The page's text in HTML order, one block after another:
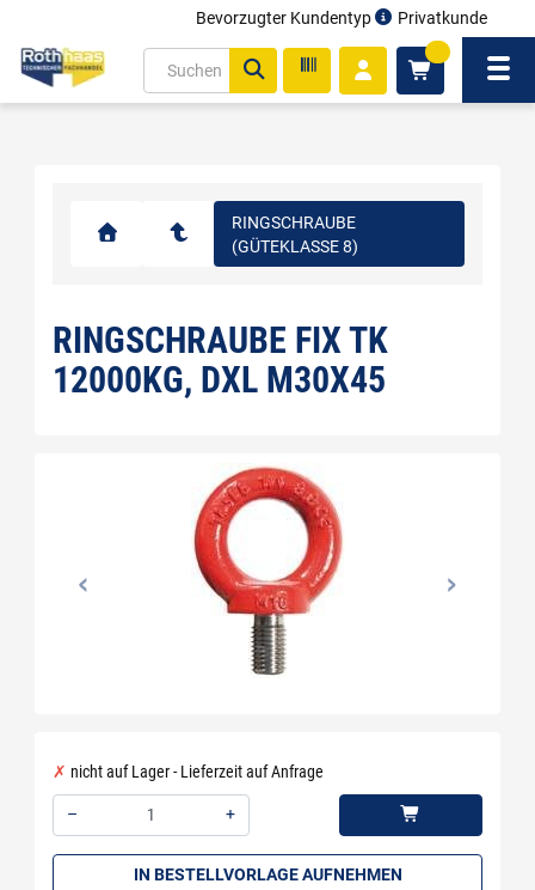
Bevorzugter Kundentyp Privatkunde
RINGSCHRAUBE
(GÜTEKLASSE 8)
RINGSCHRAUBE FIX TK
12000KG, DXL M30X45
nicht auf Lager - Lieferzeit auf Anfrage
–
+
IN BESTELLVORLAGE AUFNEHMEN